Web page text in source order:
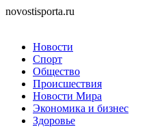
novostisporta.ru
Новости
Спорт
Общество
Происшествия
Новости Мира
Экономика и бизнес
Здоровье